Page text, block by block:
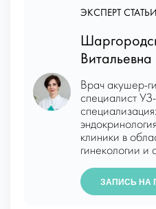
ЭКСПЕРТ
Витальевна
Врач акушер-
специалист
клиники в
гинекологии и
ЗАПИСЬ НА